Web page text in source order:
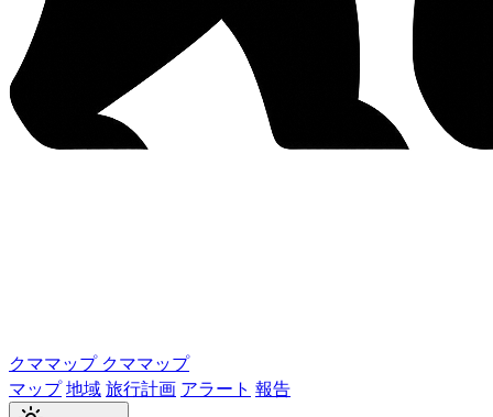
クママップ クママップ
マップ地域旅行計画 アラート 報告